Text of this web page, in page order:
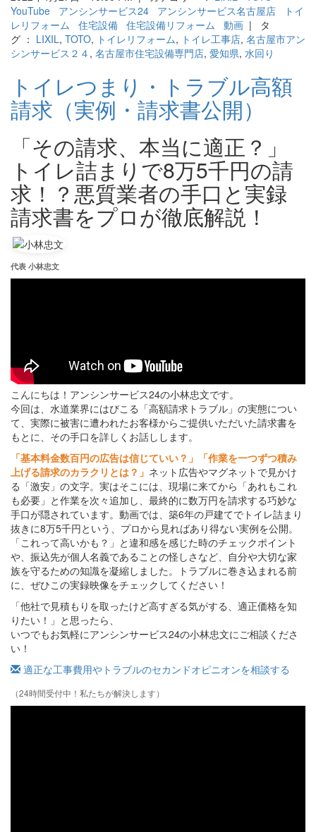
YouTube
アンシンサービス24 アンシンサービス名古屋店
トイ
レリフォーム
住宅設備 住宅設備リフォーム 動画 | タ
グ ： LIXIL, TOTO, トイレリフォーム, トイレ工事店, 名古屋市アン
シンサービス２４ , 名古屋市住宅設備専門店, 愛知県, 水回り
トイレつまり・トラブル高額
請求（実例・請求書公開）
「その請求、本当に適正？」
トイレ詰まりで8万5千円の請
求！？悪質業者の手口と実録
請求書をプロが徹底解説！
代表 小林忠文
こんにちは！アンシンサービス24の小林忠文です。
今回は、水道業界にはびこる「高額請求トラブル」の実態につい
て、実際に被害に遭われたお客様からご提供いただいた請求書を
もとに、その手口を詳しくお話しします。
「基本料金数百円の広告は信じていい？」「作業を一つずつ積み
上げる請求のカラクリとは？」 ネット広告やマグネットで見かけ
る「激安」の文字。実はそこには、現場に来てから「あれもこれ
も必要」と作業を次々追加し、最終的に数万円を請求する巧妙な
手口が隠されています。動画では、築6年の戸建てでトイレ詰まり
抜きに8万5千円という、プロから見ればあり得ない実例を公開。
「これって高いかも？」と違和感を感じた時のチェックポイント
や、振込先が個人名義であることの怪しさなど、自分や大切な家
族を守るための知識を凝縮しました。トラブルに巻き込まれる前
に、ぜひこの実録映像をチェックしてください！
「他社で見積もりを取ったけど高すぎる気がする、適正価格を知
りたい！」と思ったら、
いつでもお気軽にアンシンサービス24の小林忠文にご相談くださ
い！
適正な工事費用やトラブルのセカンドオピニオンを相談する
（24時間受付中！私たちが解決します）